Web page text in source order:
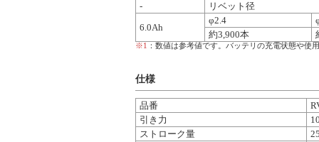
-
リベット径
6.0Ah
φ2.4
約3,900本
※1 ：数値は参考値です。バッテリの充電状態や使
仕様
品番
引き力
ストローク量